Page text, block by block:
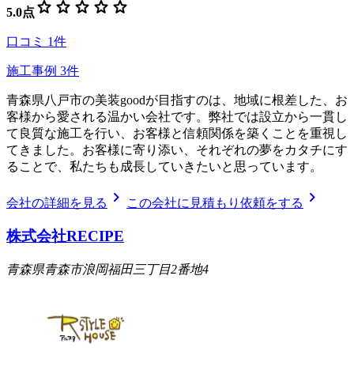
5.0点 star star star star star
口コミ 1件
施工事例 3件
青森県八戸市の美装goodが目指すのは、地域に根差した、お
客様から愛される温かい会社です。弊社では設立から一貫し
て良質な施工を行い、お客様と信頼関係を築くことを重視し
てきました。お客様に寄り添い、それぞれの夢をカタチにす
ることで、私たちも成長していきたいと思っています。
会社の詳細を見る chevron_right この会社に見積もり依頼をする chevron_right
株式会社RECIPE
青森県青森市浪岡福田三丁目2番地4